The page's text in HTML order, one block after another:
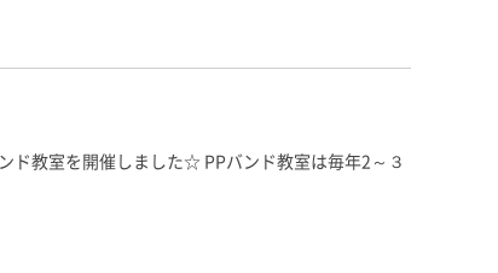
ド教室を開催しました☆ PPバンド教室は毎年2～３